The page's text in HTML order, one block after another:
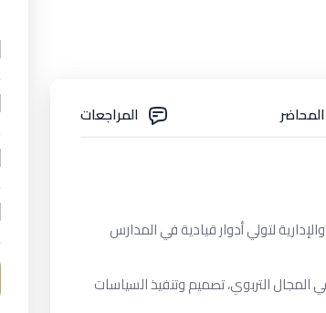
المحاضر المراجعات
لتولي أدوار قيادية في المدارس
المجال التربوي، تصميم وتنفيذ السياسات